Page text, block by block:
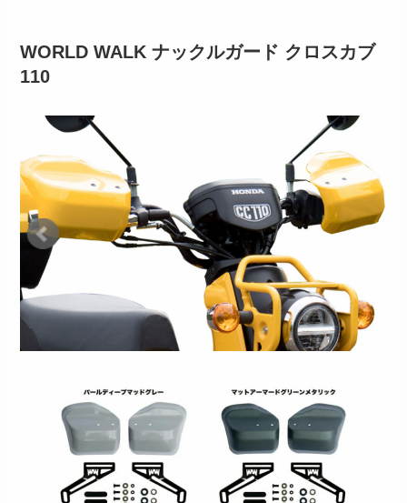
WORLD WALK ナックルガード クロスカブ
110